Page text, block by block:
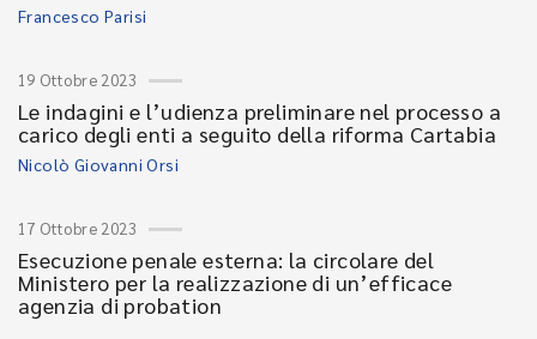
Francesco Parisi
19 Ottobre 2023
Le indagini e l’udienza preliminare nel processo a
carico degli enti a seguito della riforma Cartabia
Nicolò Giovanni Orsi
17 Ottobre 2023
Esecuzione penale esterna: la circolare del
Ministero per la realizzazione di un’efficace
agenzia di probation